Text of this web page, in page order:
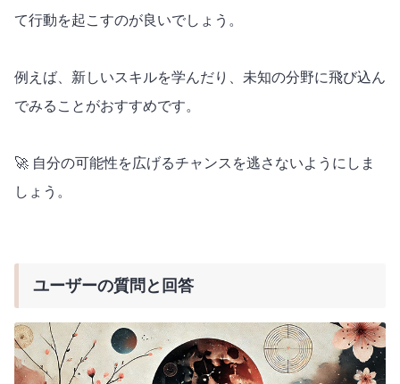
て行動を起こすのが良いでしょう。
例えば、新しいスキルを学んだり、未知の分野に飛び込ん
でみることがおすすめです。
🚀 自分の可能性を広げるチャンスを逃さないようにしま
しょう。
ユーザーの質問と回答